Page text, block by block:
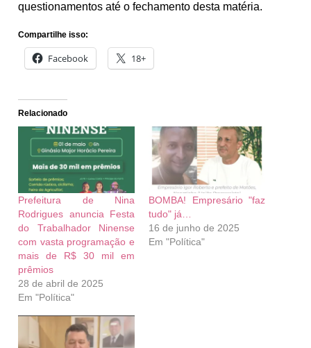
questionamentos até o fechamento desta matéria.
Compartilhe isso:
Facebook 18+
Relacionado
Prefeitura de Nina
Rodrigues anuncia Festa
do Trabalhador Ninense
com vasta programação e
mais de R$ 30 mil em
prêmios
28 de abril de 2025
Em "Política"
BOMBA! Empresário "faz
tudo" já…
16 de junho de 2025
Em "Política"